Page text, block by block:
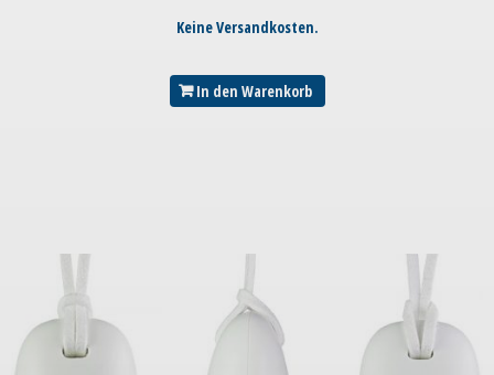
Keine Versandkosten.
In den Warenkorb